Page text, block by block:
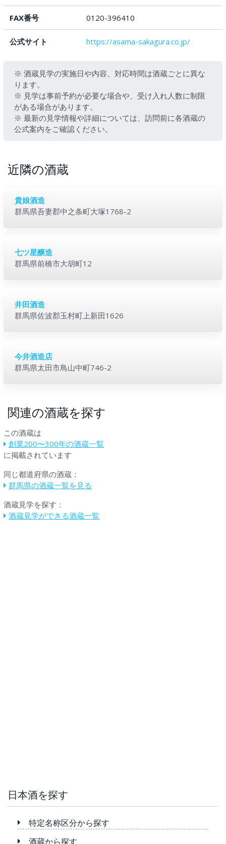
FAX番号 0120-396410
公式サイト https://asama-sakagura.co.jp/
※ 酒蔵見学の実施日や内容、対応時間は酒蔵ごとに異な
ります。
※ 見学は事前予約が必要な場合や、受け入れ人数に制限
がある場合があります。
※ 最新の見学情報や詳細については、訪問前に各酒蔵の
公式案内をご確認ください。
近隣の酒蔵
貴娘酒造
群馬県吾妻郡中之条町大塚1768-2
七ツ星醸造
群馬県前橋市大胡町12
井田酒造
群馬県佐波郡玉村町上新田1626
今井酒造店
群馬県太田市鳥山中町746-2
関連の酒蔵を探す
この酒蔵は
創業200〜300年の酒蔵一覧
に掲載されています
同じ都道府県の酒蔵：
群馬県の酒蔵一覧を見る
酒蔵見学を探す：
酒蔵見学ができる酒蔵一覧
日本酒を探す
特定名称区分から探す
酒蔵から探す